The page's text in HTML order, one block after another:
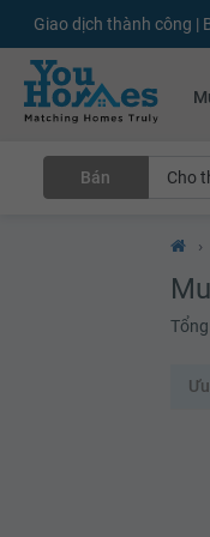
+75.000Tin đăng mới
Bán Cho
›